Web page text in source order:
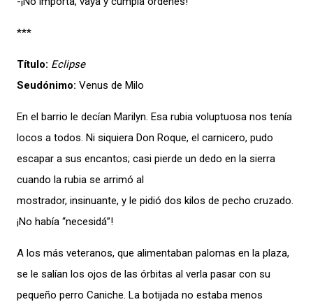
***
Título: Eclipse
Seudónimo: Venus de Milo
En el barrio le decían Marilyn. Esa rubia voluptuosa nos tenía
locos a todos. Ni siquiera Don Roque, el carnicero, pudo
escapar a sus encantos; casi pierde un dedo en la sierra
cuando la rubia se arrimó al
mostrador, insinuante, y le pidió dos kilos de pecho cruzado.
¡No había “necesidá”!
A los más veteranos, que alimentaban palomas en la plaza,
se le salían los ojos de las órbitas al verla pasar con su
pequeño perro Caniche. La botijada no estaba menos